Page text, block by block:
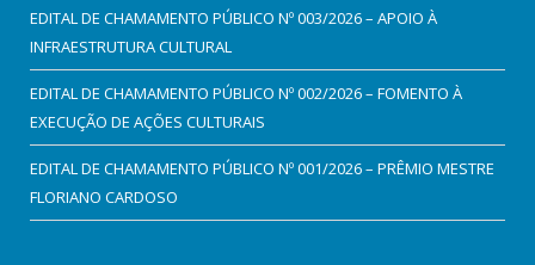
EDITAL DE CHAMAMENTO PÚBLICO Nº 003/2026 – APOIO À
INFRAESTRUTURA CULTURAL
EDITAL DE CHAMAMENTO PÚBLICO Nº 002/2026 – FOMENTO À
EXECUÇÃO DE AÇÕES CULTURAIS
EDITAL DE CHAMAMENTO PÚBLICO Nº 001/2026 – PRÊMIO MESTRE
FLORIANO CARDOSO